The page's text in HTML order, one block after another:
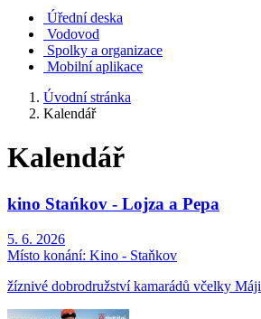
Úřední deska
Vodovod
Spolky a organizace
Mobilní aplikace
Úvodní stránka
Kalendář
Kalendář
kino Stańkov - Lojza a Pepa
5. 6. 2026
Místo konání: Kino - Staňkov
žíznivé dobrodružství kamarádů včelky Máji